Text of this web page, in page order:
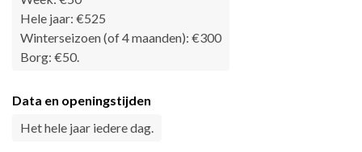
Hele jaar: €525
Winterseizoen (of 4 maanden): €300
Borg: €50.
Data en openingstijden
Het hele jaar iedere dag.